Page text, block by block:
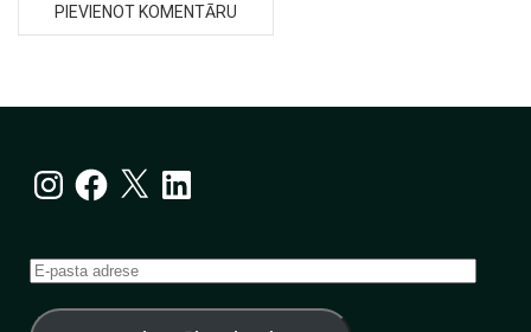
InstagramFacebook
X LinkedIn
E-
adrese